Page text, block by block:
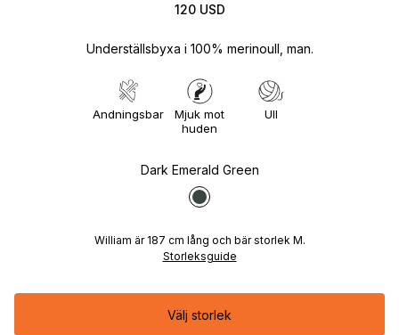
120 USD
Underställsbyxa i 100% merinoull, man.
Andningsbar
Mjuk mot
huden
Ull
Dark Emerald Green
William är 187 cm lång och bär storlek M.
Storleksguide
Välj storlek